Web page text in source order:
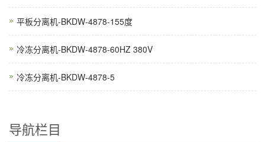
平板分离机-BKDW-4878-155度
冷冻分离机-BKDW-4878-60HZ 380V
冷冻分离机-BKDW-4878-5
导航栏目